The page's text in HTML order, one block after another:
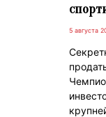
5 августа